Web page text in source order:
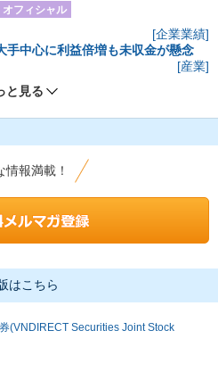
オフィシャル
[企業業績]
手中心に利益倍増も未収金が懸念
[産業]
と見る
情報満載！
はこちら
(VNDIRECT Securities Joint Stock